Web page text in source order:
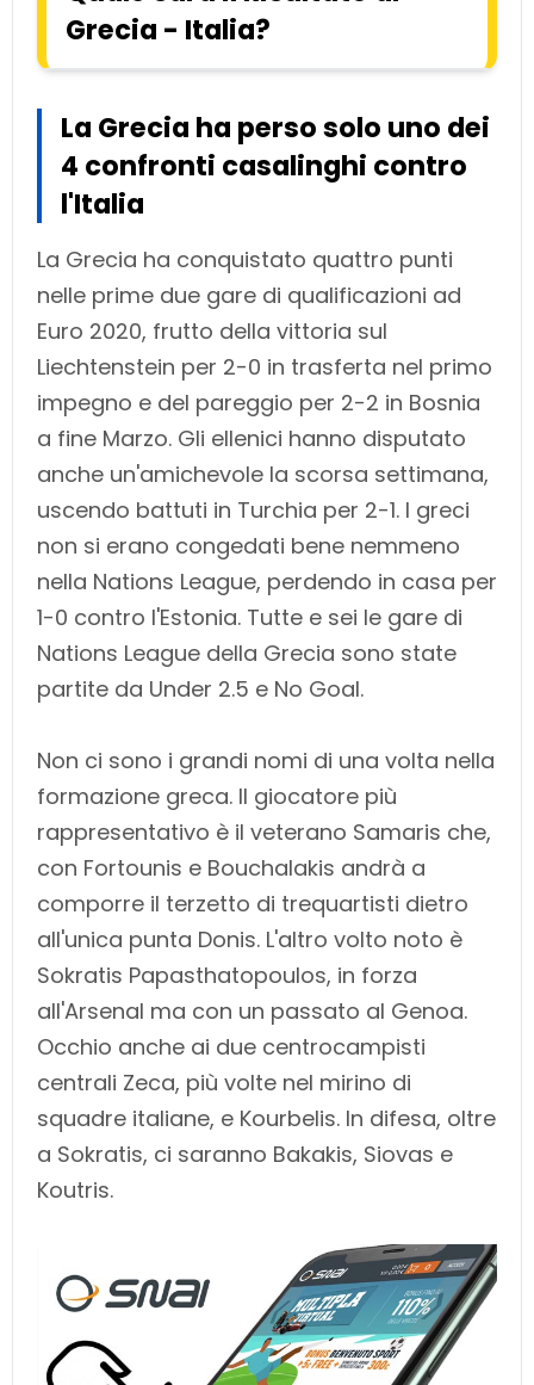
Grecia - Italia?
La Grecia ha perso solo uno dei
4 confronti casalinghi contro
l'Italia
La Grecia ha conquistato quattro punti
nelle prime due gare di qualificazioni ad
Euro 2020, frutto della vittoria sul
Liechtenstein per 2-0 in trasferta nel primo
impegno e del pareggio per 2-2 in Bosnia
a fine Marzo. Gli ellenici hanno disputato
anche un'amichevole la scorsa settimana,
uscendo battuti in Turchia per 2-1. I greci
non si erano congedati bene nemmeno
nella Nations League, perdendo in casa per
1-0 contro l'Estonia. Tutte e sei le gare di
Nations League della Grecia sono state
partite da Under 2.5 e No Goal.
Non ci sono i grandi nomi di una volta nella
formazione greca. Il giocatore più
rappresentativo è il veterano Samaris che,
con Fortounis e Bouchalakis andrà a
comporre il terzetto di trequartisti dietro
all'unica punta Donis. L'altro volto noto è
Sokratis Papasthatopoulos, in forza
all'Arsenal ma con un passato al Genoa.
Occhio anche ai due centrocampisti
centrali Zeca, più volte nel mirino di
squadre italiane, e Kourbelis. In difesa, oltre
a Sokratis, ci saranno Bakakis, Siovas e
Koutris.